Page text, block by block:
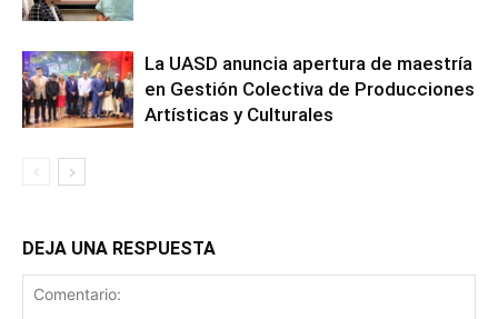
La UASD anuncia apertura de maestría
en Gestión Colectiva de Producciones
Artísticas y Culturales
DEJA UNA RESPUESTA